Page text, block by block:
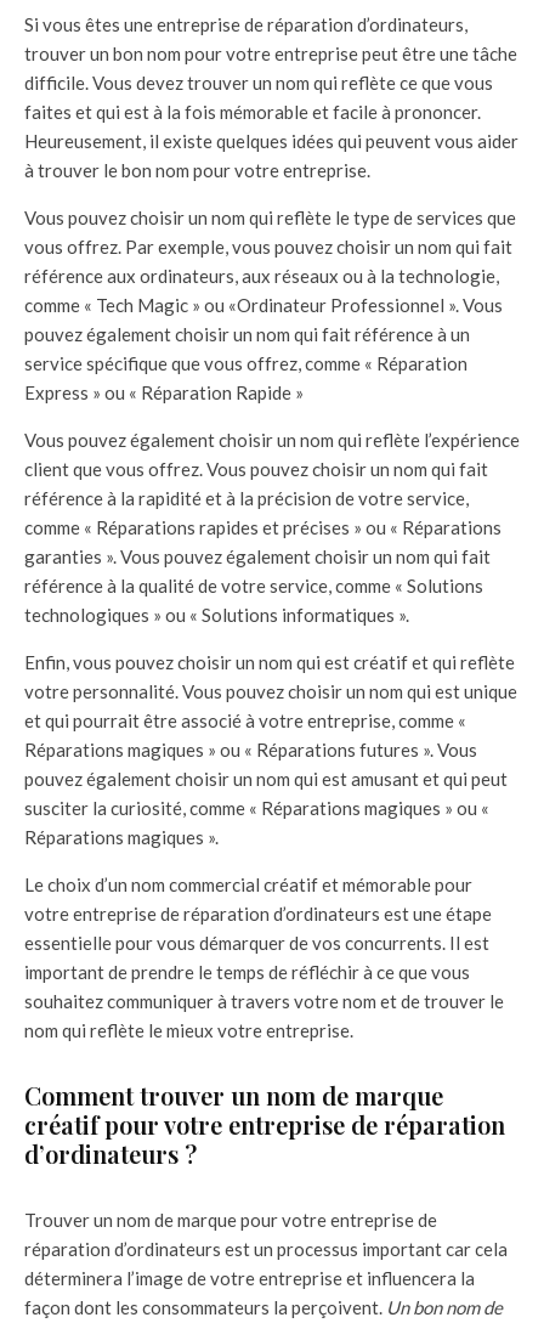
Si vous êtes une entreprise de réparation d’ordinateurs,
trouver un bon nom pour votre entreprise peut être une tâche
difficile. Vous devez trouver un nom qui reflète ce que vous
faites et qui est à la fois mémorable et facile à prononcer.
Heureusement, il existe quelques idées qui peuvent vous aider
à trouver le bon nom pour votre entreprise.
Vous pouvez choisir un nom qui reflète le type de services que
vous offrez. Par exemple, vous pouvez choisir un nom qui fait
référence aux ordinateurs, aux réseaux ou à la technologie,
comme « Tech Magic » ou «Ordinateur Professionnel ». Vous
pouvez également choisir un nom qui fait référence à un
service spécifique que vous offrez, comme « Réparation
Express » ou « Réparation Rapide »
Vous pouvez également choisir un nom qui reflète l’expérience
client que vous offrez. Vous pouvez choisir un nom qui fait
référence à la rapidité et à la précision de votre service,
comme « Réparations rapides et précises » ou « Réparations
garanties ». Vous pouvez également choisir un nom qui fait
référence à la qualité de votre service, comme « Solutions
technologiques » ou « Solutions informatiques ».
Enfin, vous pouvez choisir un nom qui est créatif et qui reflète
votre personnalité. Vous pouvez choisir un nom qui est unique
et qui pourrait être associé à votre entreprise, comme «
Réparations magiques » ou « Réparations futures ». Vous
pouvez également choisir un nom qui est amusant et qui peut
susciter la curiosité, comme « Réparations magiques » ou «
Réparations magiques ».
Le choix d’un nom commercial créatif et mémorable pour
votre entreprise de réparation d’ordinateurs est une étape
essentielle pour vous démarquer de vos concurrents. Il est
important de prendre le temps de réfléchir à ce que vous
souhaitez communiquer à travers votre nom et de trouver le
nom qui reflète le mieux votre entreprise.
Comment trouver un nom de marque
créatif pour votre entreprise de réparation
d’ordinateurs ?
Trouver un nom de marque pour votre entreprise de
réparation d’ordinateurs est un processus important car cela
déterminera l’image de votre entreprise et influencera la
façon dont les consommateurs la perçoivent. Un bon nom de